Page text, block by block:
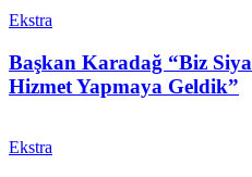
Ekstra
Başkan Karadağ “Biz
Hizmet Yapmaya Geldik”
Ekstra